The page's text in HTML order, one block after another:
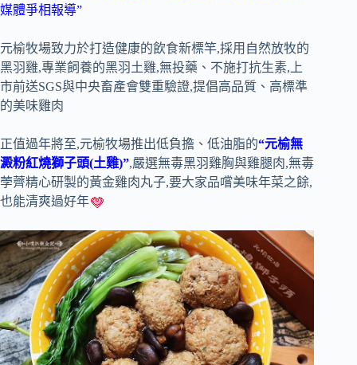
媒體爭相報導”
元榆牧場致力於打造健康的飲食新標竿,採用自然放牧的
黑羽雞,專業飼養的黑羽土雞,無投藥、不施打抗生素,上
市前送SGS與中央畜產會雙重驗證,提倡高品質、高標準
的美味雞肉
正值過年將至,元榆牧場推出低負擔、低油脂的“元榆無
澱粉紅燒獅子頭(土雞)”,嚴選無毒黑羽雞胸與雞腿肉,無毒
荸薺精心研製的黃金雞肉丸子,要大家品嚐美味年菜之餘,
也能清爽過好年